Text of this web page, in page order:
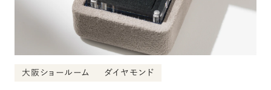
大阪ショールーム ダイヤモンド